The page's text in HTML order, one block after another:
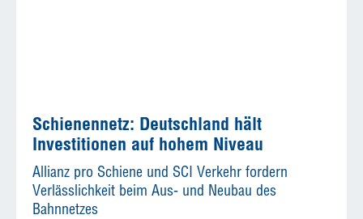
Schienennetz: Deutschland hält
Investitionen auf hohem Niveau
Allianz pro Schiene und SCI Verkehr fordern
Verlässlichkeit beim Aus- und Neubau des
Bahnnetzes